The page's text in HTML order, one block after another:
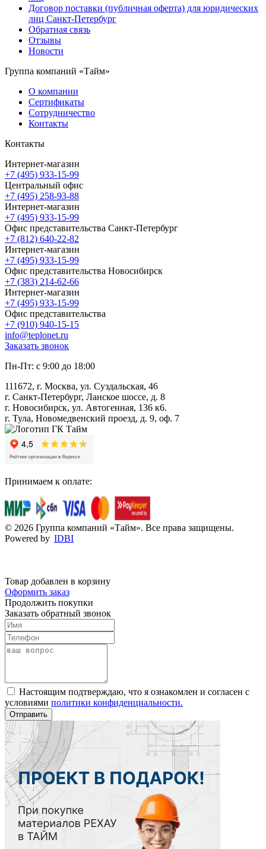
Договор поставки (публичная оферта) для юридических
лиц Санкт-Петербург
Обратная связь
Отзывы
Новости
Группа компаний «Тайм»
О компании
Сертификаты
Сотрудничество
Контакты
Контакты
Интернет-магазин
+7 (495) 933-15-99
Центральный офис
+7 (495) 258-93-88
Интернет-магазин
+7 (495) 933-15-99
Офис представительства Санкт-Петербург
+7 (812) 640-22-82
Интернет-магазин
+7 (495) 933-15-99
Офис представительства Новосибирск
+7 (383) 214-62-66
Интернет-магазин
+7 (495) 933-15-99
Офис представительства
+7 (910) 940-15-15
info@teplonet.ru
Заказать звонок
Пн-Пт: с 9:00 до 18:00
111672, г. Москва, ул. Суздальская, 46
г. Санкт-Петербург, Ланское шоссе, д. 8
г. Новосибирск, ул. Автогенная, 136 к6.
г. Тула, Новомедвенский проезд, д. 9, оф. 7
Принимаем к оплате:
© 2026 Группа компаний «Тайм». Все права защищены.
Powered by IDBI
Товар добавлен в корзину
Оформить заказ
Продолжить покупки
Заказать обратный звонок
Настоящим подтверждаю, что я ознакомлен и согласен с
условиями политики конфиденциальности.
Отправить